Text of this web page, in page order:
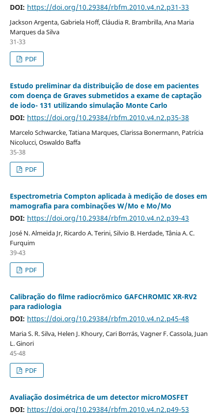
DOI: https://doi.org/10.29384/rbfm.2010.v4.n2.p31-33
Jackson Argenta, Gabriela Hoff, Cláudia R. Brambrilla, Ana Maria
Marques da Silva
31-33
PDF
Estudo preliminar da distribuição de dose em pacientes
com doença de Graves submetidos a exame de captação
de iodo- 131 utilizando simulação Monte Carlo
DOI: https://doi.org/10.29384/rbfm.2010.v4.n2.p35-38
Marcelo Schwarcke, Tatiana Marques, Clarissa Bonermann, Patrícia
Nicolucci, Oswaldo Baffa
35-38
PDF
Espectrometria Compton aplicada à medição de doses em
mamografia para combinações W/Mo e Mo/Mo
DOI: https://doi.org/10.29384/rbfm.2010.v4.n2.p39-43
José N. Almeida Jr, Ricardo A. Terini, Silvio B. Herdade, Tânia A. C.
Furquim
39-43
PDF
Calibração do filme radiocrômico GAFCHROMIC XR-RV2
para radiologia
DOI: https://doi.org/10.29384/rbfm.2010.v4.n2.p45-48
Maria S. R. Silva, Helen J. Khoury, Cari Borrás, Vagner F. Cassola, Juan
L. Ginori
45-48
PDF
Avaliação dosimétrica de um detector microMOSFET
DOI: https://doi.org/10.29384/rbfm.2010.v4.n2.p49-53